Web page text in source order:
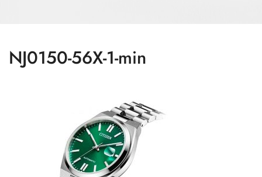
NJ0150-56X-1-min